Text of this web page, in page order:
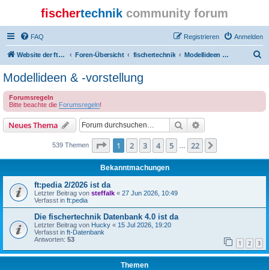
fischertechnik community forum
FAQ Anmelden
Registrieren
Website der ftcommunity Foren-Übersicht fischertechnik Modellideen & -vorstellung
e
Modellideen & -vorstellung
Forumsregeln
Bitte beachte die Forumsregeln!
Neues Thema Suche
539 Themen Seite 1von 22
1 2 3 4 5 22
Bekanntmachungen
ft:pedia 2/2026 ist da
Letzter Beitrag von steffalk « 27 Jun 2026, 10:49
Verfasst in ft:pedia
Die fischertechnik Datenbank 4.0 ist da
Letzter Beitrag von Hucky « 15 Jul 2026, 19:20
Verfasst in ft-Datenbank
Antworten: 53 1 2 3
Themen